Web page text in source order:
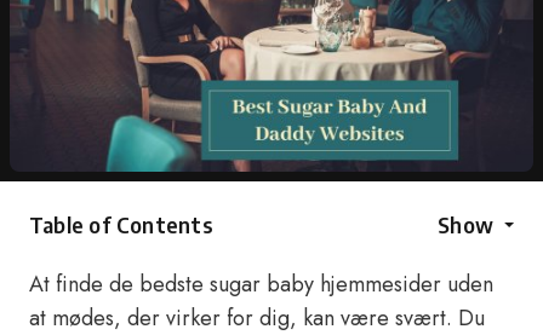
Table of Contents Show
At finde de bedste sugar baby hjemmesider uden
at mødes, der virker for dig, kan være svært. Du